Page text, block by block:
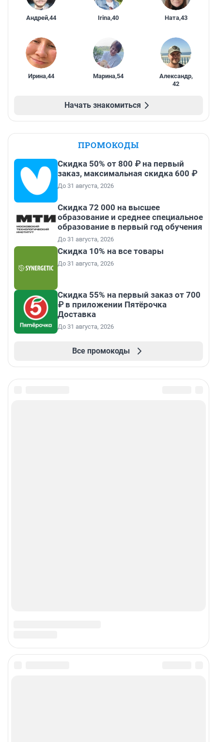
Андрей,44 Irina,40 Ната,43
Ирина,44 Марина,54 Александр,
42
Начать знакомиться
ПРОМОКОДЫ
Скидка 50% от 800 ₽ на первый
заказ, максимальная скидка 600 ₽
До 31 августа, 2026
Скидка 72 000 на высшее
образование и среднее специальное
образование в первый год обучения
До 31 августа, 2026
Скидка 10% на все товары
До 31 августа, 2026
Скидка 55% на первый заказ от 700
₽ в приложении Пятёрочка
Доставка
До 31 августа, 2026
Все промокоды